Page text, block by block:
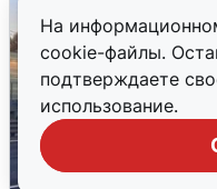
На
cookie-файлы.
подтверждаете
использование.